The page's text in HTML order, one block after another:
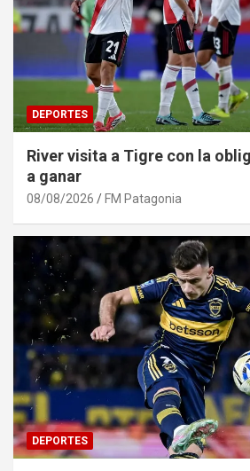
DEPORTES
River visita a Tigre con la
a ganar
08/08/2026 FM Patagonia
DEPORTES